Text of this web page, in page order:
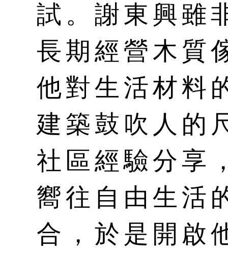
試。謝東興雖
長期經營木質
他對生活材料
建築鼓吹人的
社區經驗分享
嚮往自由生活
合，於是開啟